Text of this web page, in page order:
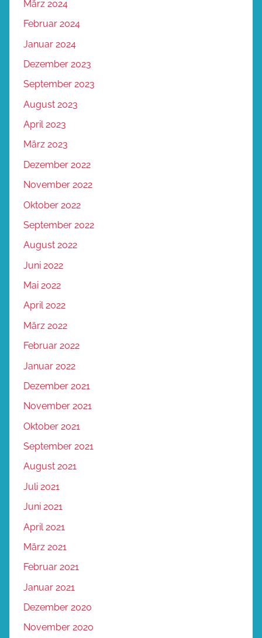
März 2024
Februar 2024
Januar 2024
Dezember 2023
September 2023
August 2023
April 2023
März 2023
Dezember 2022
November 2022
Oktober 2022
September 2022
August 2022
Juni 2022
Mai 2022
April 2022
März 2022
Februar 2022
Januar 2022
Dezember 2021
November 2021
Oktober 2021
September 2021
August 2021
Juli 2021
Juni 2021
April 2021
März 2021
Februar 2021
Januar 2021
Dezember 2020
November 2020